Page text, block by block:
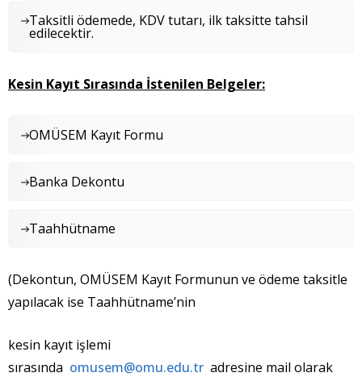
Taksitli ödemede, KDV tutarı, ilk taksitte tahsil
edilecektir.
Kesin Kayıt Sırasında İstenilen Belgeler:
OMÜSEM Kayıt Formu
Banka Dekontu
Taahhütname
(Dekontun, OMÜSEM Kayıt Formunun ve ödeme taksitle
yapılacak ise Taahhütname’nin
kesin kayıt işlemi
sırasında omusem@omu.edu.tr adresine mail olarak